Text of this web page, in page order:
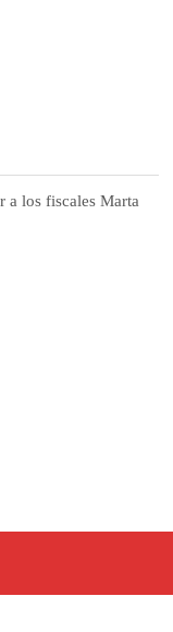
a los fiscales Marta